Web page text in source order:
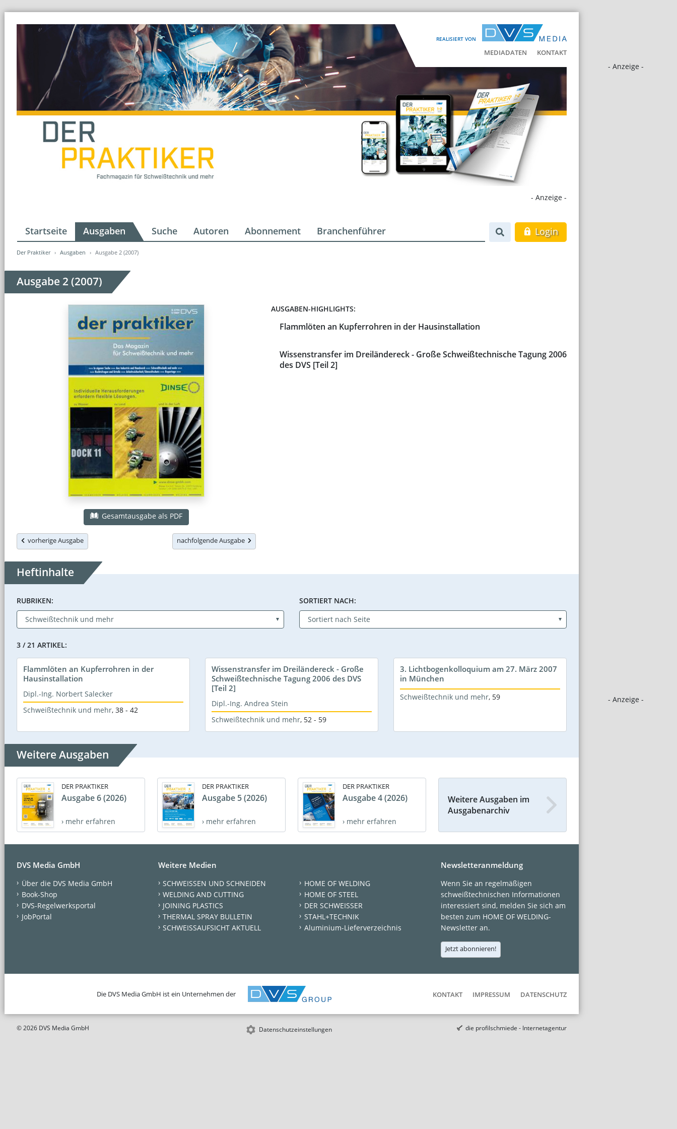
REALISIERT VON
MEDIADATEN KONTAKT
- Anzeige -
- Anzeige -
- Anzeige -
Startseite Ausgaben Suche Autoren Abonnement Branchenführer Login
Der Praktiker Ausgaben Ausgabe 2 (2007)
Ausgabe 2 (2007)
Gesamtausgabe als PDF
vorherige Ausgabe nachfolgende Ausgabe
AUSGABEN-HIGHLIGHTS:
Flammlöten an Kupferrohren in der Hausinstallation
Wissenstransfer im Dreiländereck - Große Schweißtechnische Tagung 2006
des DVS [Teil 2]
Heftinhalte
RUBRIKEN: SORTIERT NACH:
3 / 21 ARTIKEL:
Flammlöten an Kupferrohren in der
Hausinstallation
Dipl.-Ing. Norbert Salecker
Schweißtechnik und mehr, 38 - 42
Wissenstransfer im Dreiländereck - Große
Schweißtechnische Tagung 2006 des DVS
[Teil 2]
Dipl.-Ing. Andrea Stein
Schweißtechnik und mehr, 52 - 59
3. Lichtbogenkolloquium am 27. März 2007
in München
Schweißtechnik und mehr, 59
Weitere Ausgaben
DER PRAKTIKER
Ausgabe 6 (2026)
› mehr erfahren
DER PRAKTIKER
Ausgabe 5 (2026)
› mehr erfahren
DER PRAKTIKER
Ausgabe 4 (2026)
› mehr erfahren
Weitere Ausgaben im
Ausgabenarchiv
DVS Media GmbH
Über die DVS Media GmbH
Book-Shop
DVS-Regelwerksportal
JobPortal
Weitere Medien
SCHWEISSEN UND SCHNEIDEN
WELDING AND CUTTING
JOINING PLASTICS
THERMAL SPRAY BULLETIN
SCHWEISSAUFSICHT AKTUELL
HOME OF WELDING
HOME OF STEEL
DER SCHWEISSER
STAHL+TECHNIK
Aluminium-Lieferverzeichnis
Newsletteranmeldung
Wenn Sie an regelmäßigen
schweißtechnischen Informationen
interessiert sind, melden Sie sich am
besten zum HOME OF WELDING-
Newsletter an.
Jetzt abonnieren!
Die DVS Media GmbH ist ein Unternehmen der KONTAKT IMPRESSUM DATENSCHUTZ
© 2026 DVS Media GmbH Datenschutzeinstellungen die profilschmiede - Internetagentur